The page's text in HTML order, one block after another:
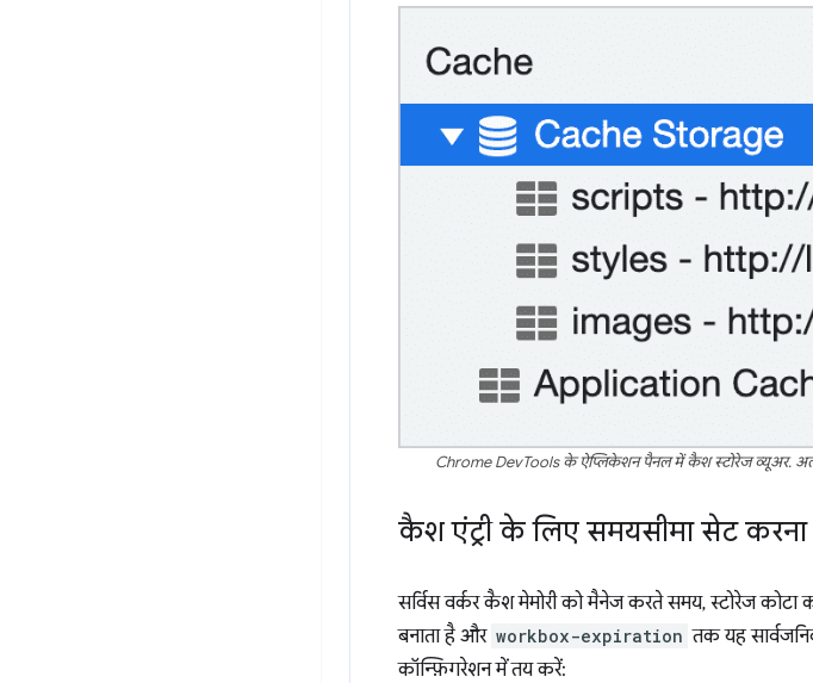
Chrome DevTools के ऐप्लिकेशन पैनल में कैश स्टोरेज व्यूअर.
कैश एंट्री के लिए समयसीमा सेट करना
सर्विस वर्कर कैश मेमोरी को मैनेज करते समय, स्टोरेज कोटा
बनाता है और workbox-expiration तक यह
कॉन्फ़िगरेशन में तय करें: